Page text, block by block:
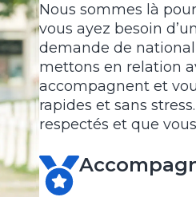
Nous sommes là
vous ayez besoin
demande de
mettons en relation
accompagnent et
rapides et sans
respectés et que